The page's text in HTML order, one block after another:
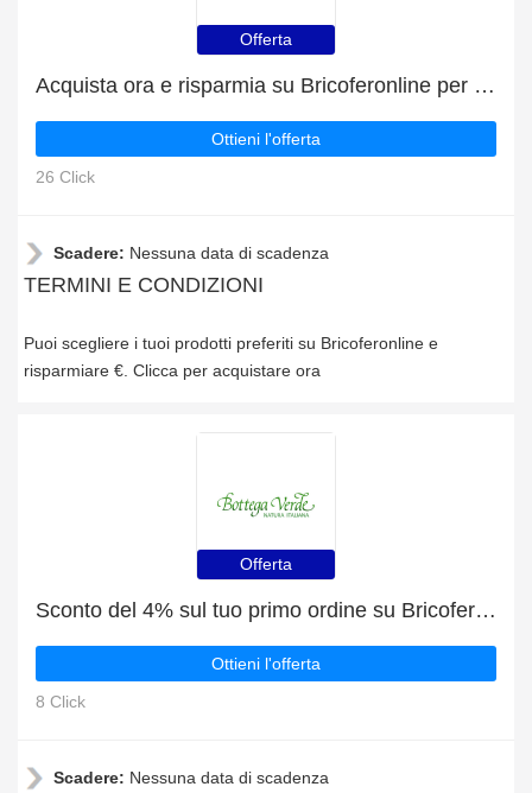
Offerta
Acquista ora e risparmia su Bricoferonline per Natale
Ottieni l'offerta
26 Click
Scadere: Nessuna data di scadenza
TERMINI E CONDIZIONI
Puoi scegliere i tuoi prodotti preferiti su Bricoferonline e
risparmiare €. Clicca per acquistare ora
Offerta
Sconto del 4% sul tuo primo ordine su Bricoferonline
Ottieni l'offerta
8 Click
Scadere: Nessuna data di scadenza